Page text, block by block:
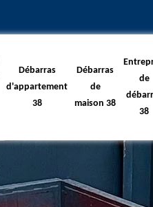
Débarras
d'appartement
38
Débarras
de
maison 38
de
38